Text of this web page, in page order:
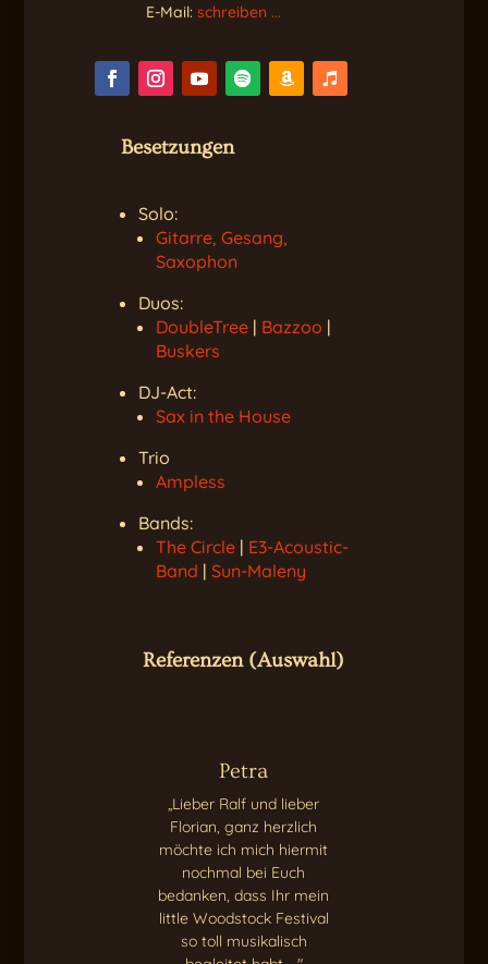
E-Mail: schreiben ...
Besetzungen
Solo:
Gitarre, Gesang,
Saxophon
Duos:
DoubleTree| Bazzoo |
Buskers
DJ-Act:
Sax in the House
Trio
Ampless
Bands:
The Circle| E3-Acoustic-
Band | Sun-Maleny
Referenzen (Auswahl)
Petra
„Lieber Ralf und lieber
Florian, ganz herzlich
möchte ich mich hiermit
nochmal bei Euch
bedanken, dass Ihr mein
little Woodstock Festival
so toll musikalisch